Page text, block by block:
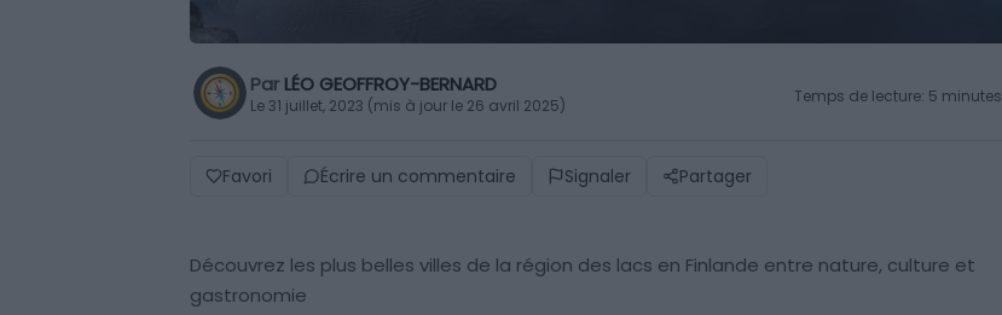
Par LÉO GEOFFROY-BERNARD
Le 31 juillet, 2023 (mis à jour le 26 avril 2025) Temps de lecture: 5 minutes
Favori Écrire un commentaire Signaler Partager
Découvrez les plus belles villes de la région des lacs en Finlande entre nature, culture et
gastronomie